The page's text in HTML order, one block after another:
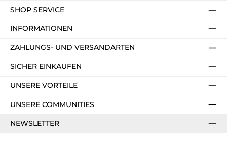
SHOP SERVICE
INFORMATIONEN
ZAHLUNGS- UND VERSANDARTEN
SICHER EINKAUFEN
UNSERE VORTEILE
UNSERE COMMUNITIES
NEWSLETTER